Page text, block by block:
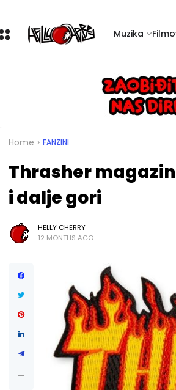
Muzika
Home FANZINI
Thrasher
i dalje gori
HELLY CHERRY
12 MONTHS AGO